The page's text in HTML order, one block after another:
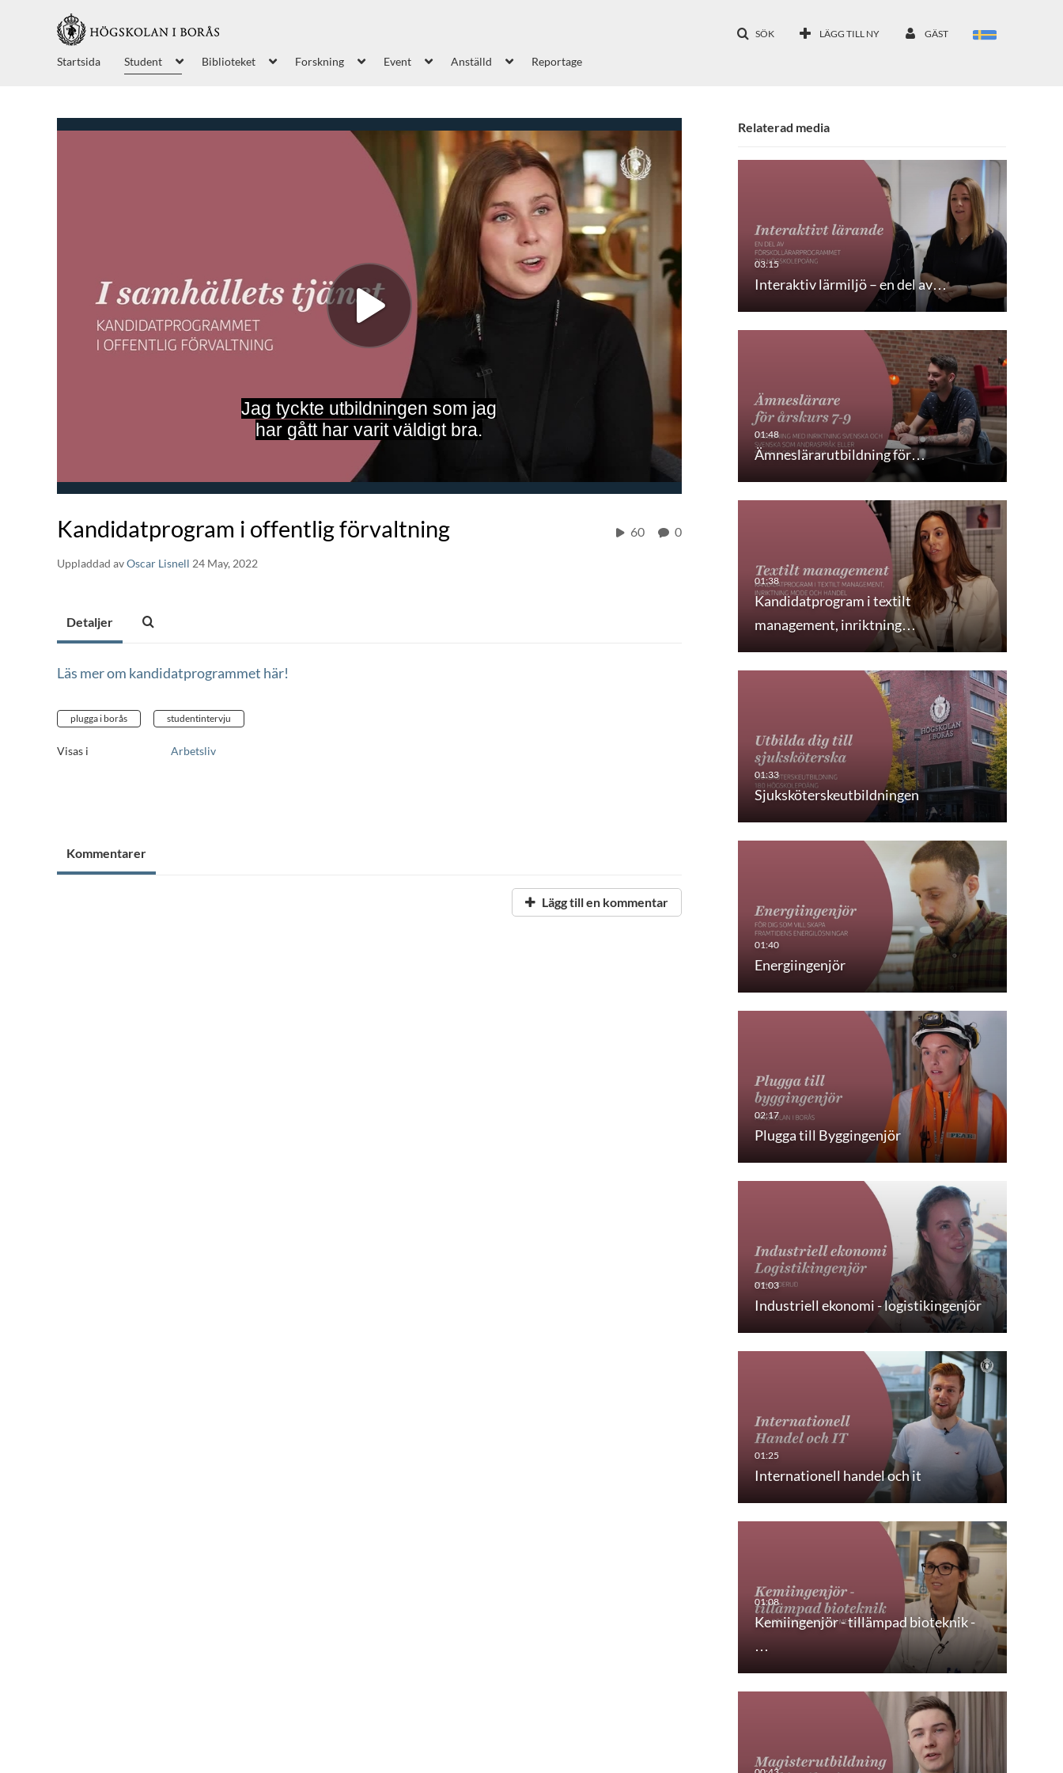
SÖK LÄGG TILL NY GÄST
Startsida Student Biblioteket Forskning Event Anställd Reportage
Jag tyckte utbildningen som jag
har gått har varit väldigt bra.
Kandidatprogram i offentlig förvaltning
Uppladdad avOscar Lisnell 24 May, 2022
60 0
Relaterad media
Interaktiv lärmiljö – en del av…
Ämneslärarutbildning för…
Kandidatprogram i textilt
management, inriktning…
Sjuksköterskeutbildningen
Energiingenjör
Plugga till Byggingenjör
Industriell ekonomi - logistikingenjör
Internationell handel och it
Kemiingenjör - tillämpad bioteknik -
…
Detaljer
Läs mer om kandidatprogrammet här!
plugga i borås studentintervju
Visas i Arbetsliv
Kommentarer
Lägg till en kommentar